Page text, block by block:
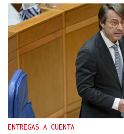
INFRAESTRUCTURAS
Xinzo estrena nueva
zonas verdes
ENTREGAS A CUENTA